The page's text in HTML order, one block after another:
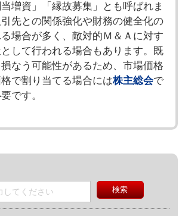
増資」「縁故募集」とも呼ばれま
先との関係強化や財務の健全化の
場合が多く、敵対的Ｍ＆Ａに対す
して行われる場合もあります。既
なう可能性があるため、市場価格
で割り当てる場合には株主総会で
です。